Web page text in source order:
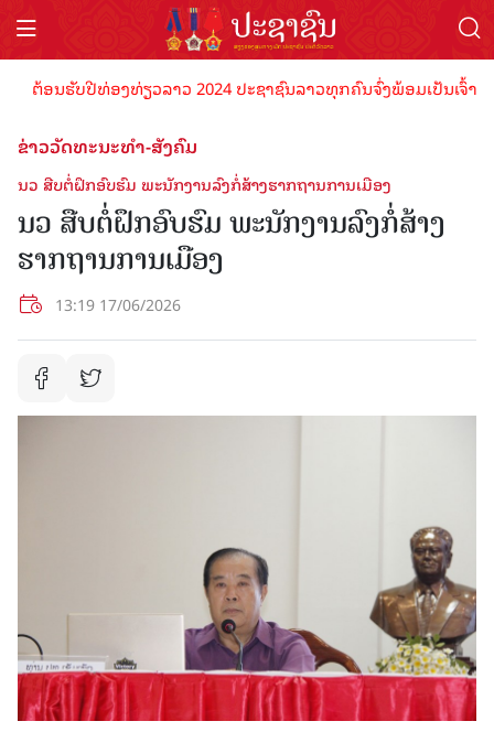
ອນຮັບປີທ່ອງທ່ຽວລາວ 2024 ປະຊາຊົນລາວທຸກຄົນຈົ່ງພ້ອມເປັນເຈົ້າພາ
ຂ່າວວັດທະນະທຳ-ສັງຄົມ
ນວ ສືບຕໍ່ຝຶກອົບຮົມ ພະນັກງານລົງກໍ່ສ້າງຮາກຖານການເມືອງ
ນວ ສືບຕໍ່ຝຶກອົບຮົມ ພະນັກງານລົງກໍ່ສ້າງ
ຮາກຖານການເມືອງ
13:19 17/06/2026